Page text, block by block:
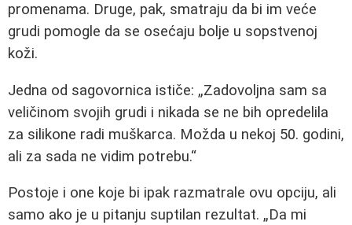
promenama. Druge, pak, smatraju da bi im veće
grudi pomogle da se osećaju bolje u sopstvenoj
koži.
Jedna od sagovornica ističe:
Zadovoljna sam sa
veličinom svojih grudi i nikada se ne bih opredelila
za silikone radi muškarca. Možda u nekoj 50. godini,
ali za sada ne vidim potrebu.
Postoje i one koje bi ipak razmatrale ovu opciju, ali
samo ako je u pitanju suptilan rezultat.
Da mi